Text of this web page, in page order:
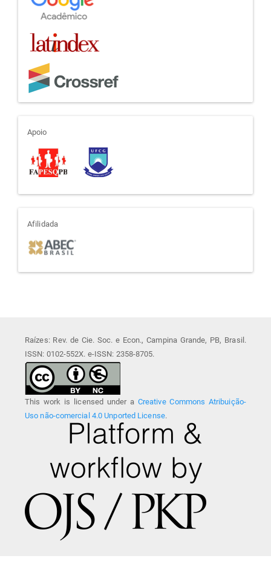
apoio
Apoio
afiliada
Afilidada
Raízes: Rev. de Cie. Soc. e Econ., Campina Grande, PB, Brasil.
ISSN: 0102-552X. e-ISSN: 2358-8705.
This work is licensed under a Creative Commons Atribuição-
Uso não-comercial 4.0 Unported License.